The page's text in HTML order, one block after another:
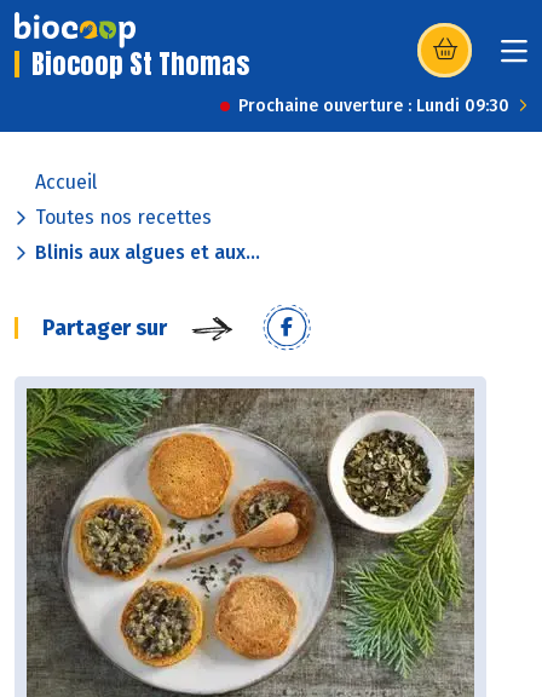
Biocoop St Thomas (s’ouvre dans
Prochaine ouverture : Lundi 09:30
Accueil
Toutes nos recettes
Blinis aux algues et aux...
Partager sur